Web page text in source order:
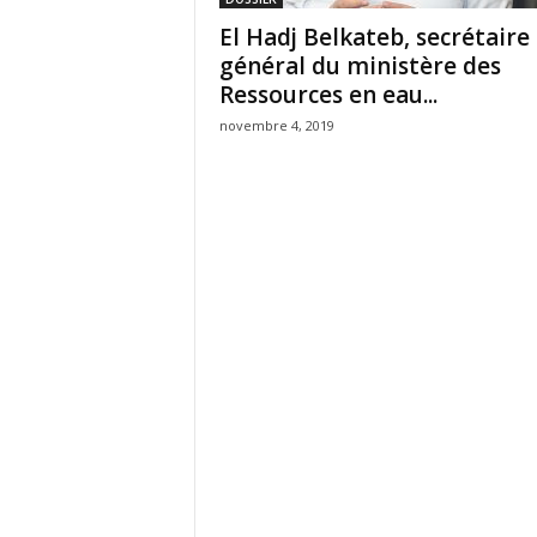
El Hadj Belkateb, secrétaire
général du ministère des
Ressources en eau...
novembre 4, 2019